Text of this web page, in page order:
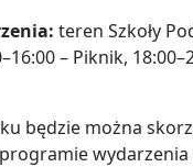
teren Szkoły
– Piknik,
będzie można
wydarzenia